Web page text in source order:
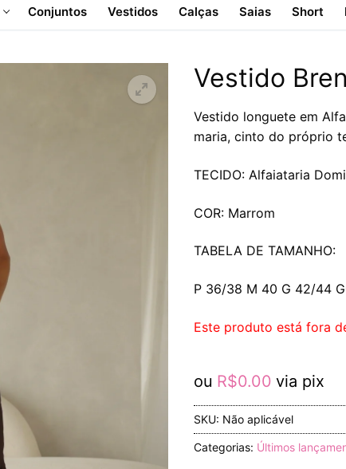
Conjuntos Vestidos Calças Saias Short
Vestido
Vestido longuete em
maria, cinto do próprio
TECIDO: Alfaiataria
COR: Marrom
TABELA DE TAMANHO:
P 36/38 M 40 G 42/44
Este produto está fora
ou R$0.00 via pix
SKU: Não aplicável
Categorias: Últimos